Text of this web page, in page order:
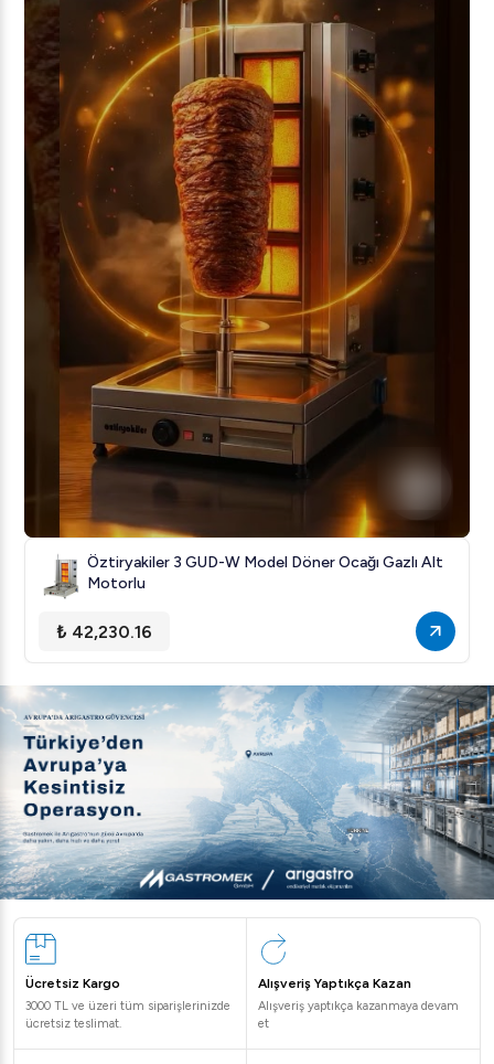
Öztiryakiler 3 GUD-W Model Döner Ocağı Gazlı Alt
Motorlu
₺ 42,230.16
Ücretsiz Kargo
3000 TL ve üzeri tüm siparişlerinizde
ücretsiz teslimat.
Alışveriş Yaptıkça Kazan
Alışveriş yaptıkça kazanmaya devam
et